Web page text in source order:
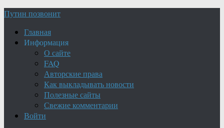
Путин позвонит
Главная
Информация
О сайте
FAQ
Авторские права
Как выкладывать новости
Полезные сайты
Свежие комментарии
Войти